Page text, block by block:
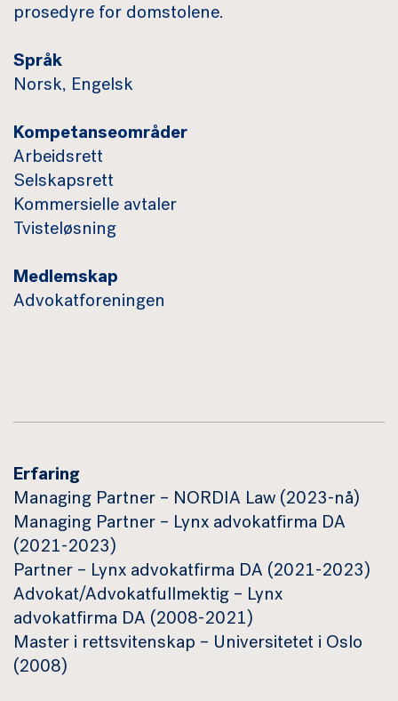
prosedyre for domstolene.
Språk
Norsk, Engelsk
Kompetanseområder
Arbeidsrett
Selskapsrett
Kommersielle avtaler
Tvisteløsning
Medlemskap
Advokatforeningen
Erfaring
Managing Partner – NORDIA Law (2023-nå)
Managing Partner – Lynx advokatfirma DA
(2021-2023)
Partner – Lynx advokatfirma DA (2021-2023)
Advokat/Advokatfullmektig – Lynx
advokatfirma DA (2008-2021)
Master i rettsvitenskap – Universitetet i Oslo
(2008)